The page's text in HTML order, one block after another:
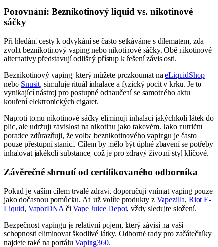
Porovnání: Beznikotinový liquid vs. nikotinové
sáčky
Při hledání cesty k odvykání se často setkáváme s dilematem, zda
zvolit beznikotinový vaping nebo nikotinové sáčky. Obě nikotinové
alternativy představují odlišný přístup k řešení závislosti.
Beznikotinový vaping, který můžete prozkoumat na eLiquidShop
nebo Snusit, simuluje rituál inhalace a fyzický pocit v krku. Je to
vynikající nástroj pro postupné odnaučení se samotného aktu
kouření elektronických cigaret.
Naproti tomu nikotinové sáčky eliminují inhalaci jakýchkoli látek do
plic, ale udržují závislost na nikotinu jako takovém. Jako nutriční
poradce zdůrazňuji, že volba beznikotinového vapingu je často
pouze přestupní stanicí. Cílem by mělo být úplné zbavení se potřeby
inhalovat jakékoli substance, což je pro zdravý životní styl klíčové.
Závěrečné shrnutí od certifikovaného odborníka
Pokud je vaším cílem trvalé zdraví, doporučuji vnímat vaping pouze
jako dočasnou pomůcku. Ať už volíte produkty z Vapezilla, Riot E-
Liquid, VaporDNA či Vape Juice Depot, vždy sledujte složení.
Bezpečnost vapingu je relativní pojem, který závisí na vaší
schopnosti eliminovat škodlivé látky. Odborné rady pro začátečníky
najdete také na portálu Vaping360.